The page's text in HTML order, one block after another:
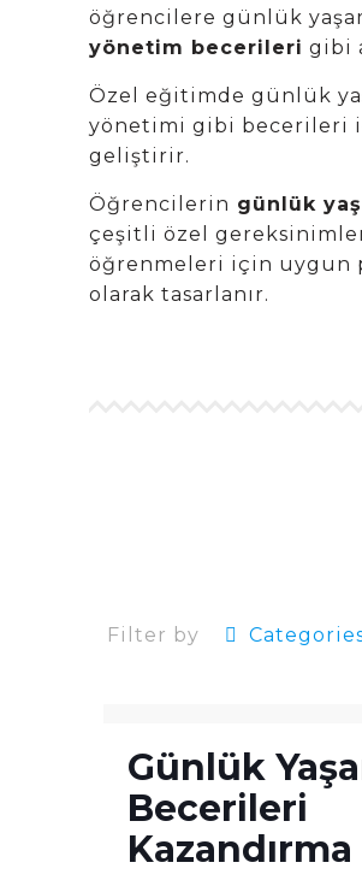
öğrencilere günlük
yönetim becerileri gibi
Özel eğitimde günlük
yönetimi gibi becerileri
geliştirir.
Öğrencilerin günlük
çeşitli özel
öğrenmeleri için uygun
olarak tasarlanır.
Filter by
Günlük
Becerileri